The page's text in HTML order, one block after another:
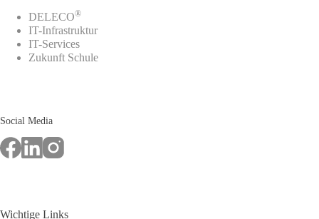
DELECO®
IT-Infrastruktur
IT-Services
Zukunft Schule
Social Media
Wichtige Links